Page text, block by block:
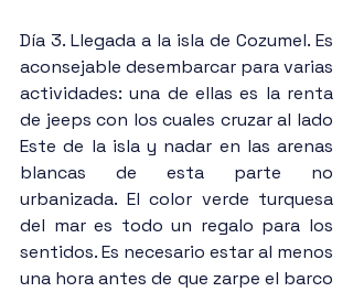
Día 3. Llegada a la isla de Cozumel. Es
aconsejable desembarcar para varias
actividades: una de ellas es la renta
de jeeps con los cuales cruzar al lado
Este de la isla y nadar en las arenas
blancas de esta parte no
urbanizada. El color verde turquesa
del mar es todo un regalo para los
sentidos. Es necesario estar al menos
una hora antes de que zarpe el barco